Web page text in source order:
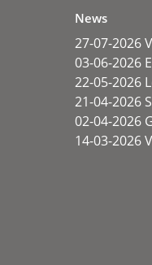
News
27-07-2026
03-06-2026
22-05-2026
21-04-2026
02-04-2026
14-03-2026